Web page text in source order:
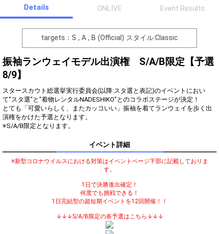
Points List of Goal
number of
positions
Rema
Event Begins!
3
振袖の想い入れはあります
4 50000
着物を着てランウェイを歩い
てみたい？
5 100000
審査員特別賞獲得の最低条件
達成！
7 300000
ここからはランキング特典の
オリジナルアバター制作権獲
どこまでポイントを伸ばせる
かチャレンジ！
Gifting Comments
Details ONLIVE Event Results
targets：S , A , B (Official) スタイル:Classic
振袖ランウェイモデル出演権 S/A/B限定【予選
8/9】
スタースカウト総選挙実行委員会(以降:スタ選と表記)のイベントにおい
て"スタ選"と"着物レンタルNADESHIKO"とのコラボステージが決定！
とても「可愛いらしく、またカッコいい」振袖を着てランウェイを歩く出
演権をかけた予選となります。
※S/A/B限定となります。
イベント詳細
※新型コロナウイルスにおける対策はイベントページ下部に記載しておりま
す。
1日で決勝進出確定！
何度でも挑戦できる！
1日完結型の超短期イベントを12回開催！！
↓↓↓S/A/B限定の各予選はこちら↓↓↓